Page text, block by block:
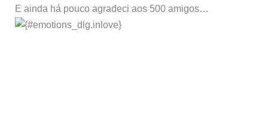
E ainda há pouco agradeci aos 500 amigos…